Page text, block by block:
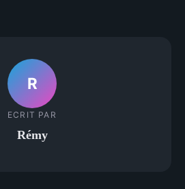
R
ECRIT PAR
Rémy